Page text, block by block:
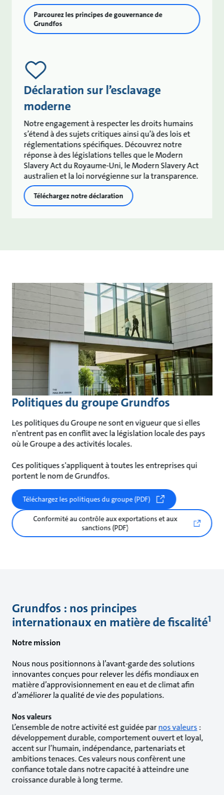
Parcourez les principes de gouvernance de
Grundfos
Déclaration sur l’esclavage
moderne
Notre engagement à respecter les droits humains
s’étend à des sujets critiques ainsi qu’à des lois et
réglementations spécifiques. Découvrez notre
réponse à des législations telles que le Modern
Slavery Act du Royaume-Uni, le Modern Slavery Act
australien et la loi norvégienne sur la transparence.
Téléchargez notre déclaration
Politiques du groupe Grundfos
Les politiques du Groupe ne sont en vigueur que si elles
n'entrent pas en conflit avec la législation locale des pays
où le Groupe a des activités locales.
Ces politiques s'appliquent à toutes les entreprises qui
portent le nom de Grundfos.
Téléchargez les politiques du groupe (PDF)
Conformité au contrôle aux exportations et aux
sanctions (PDF)
Grundfos : nos principes
internationaux en matière de fiscalité1
Notre mission
Nous nous positionnons à l’avant-garde des solutions
innovantes conçues pour relever les défis mondiaux en
matière d’approvisionnement en eau et de climat afin
d’améliorer la qualité de vie des populations.
Nos valeurs
L’ensemble de notre activité est guidée parnos valeurs:
développement durable, comportement ouvert et loyal,
accent sur l’humain, indépendance, partenariats et
ambitions tenaces. Ces valeurs nous confèrent une
confiance totale dans notre capacité à atteindre une
croissance durable à long terme.